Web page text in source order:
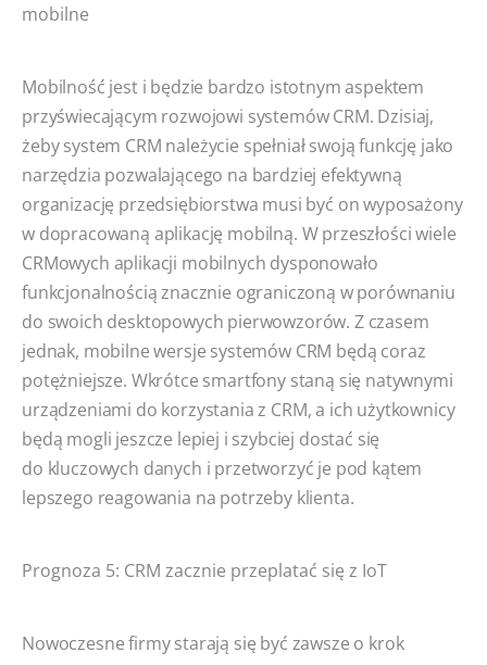
mobilne
Mobilność jest i będzie bardzo istotnym aspektem
przyświecającym rozwojowi systemów CRM. Dzisiaj,
żeby system CRM należycie spełniał swoją funkcję jako
narzędzia pozwalającego na bardziej efektywną
organizację przedsiębiorstwa musi być on wyposażony
w dopracowaną aplikację mobilną. W przeszłości wiele
CRMowych aplikacji mobilnych dysponowało
funkcjonalnością znacznie ograniczoną w porównaniu
do swoich desktopowych pierwowzorów. Z czasem
jednak, mobilne wersje systemów CRM będą coraz
potężniejsze. Wkrótce smartfony staną się natywnymi
urządzeniami do korzystania z CRM, a ich użytkownicy
będą mogli jeszcze lepiej i szybciej dostać się
do kluczowych danych i przetworzyć je pod kątem
lepszego reagowania na potrzeby klienta.
Prognoza 5: CRM zacznie przeplatać się z IoT
Nowoczesne firmy starają się być zawsze o krok